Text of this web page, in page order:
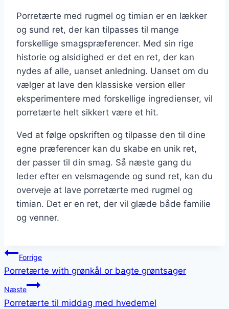
Porretærte med rugmel og timian er en lækker
og sund ret, der kan tilpasses til mange
forskellige smagspræferencer. Med sin rige
historie og alsidighed er det en ret, der kan
nydes af alle, uanset anledning. Uanset om du
vælger at lave den klassiske version eller
eksperimentere med forskellige ingredienser, vil
porretærte helt sikkert være et hit.
Ved at følge opskriften og tilpasse den til dine
egne præferencer kan du skabe en unik ret,
der passer til din smag. Så næste gang du
leder efter en velsmagende og sund ret, kan du
overveje at lave porretærte med rugmel og
timian. Det er en ret, der vil glæde både familie
og venner.
Indlægsnavigation
Forrige
Porretærte with grønkål or bagte grøntsager
Næste
Porretærte til middag med hvedemel